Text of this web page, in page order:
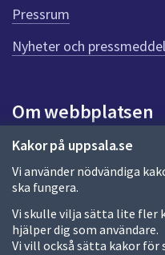
Kakor på uppsala.se
Vi använder nödvändiga
ska fungera.
Vi skulle vilja sätta lite fler
hjälper dig som användare.
Vi vill också sätta kakor för
e
n
n
a
d
a
Pressrum
Nyheter och
Om webbplatsen
Om webbplatsen
Allmänna handlingar och
Behandling av
Kakor